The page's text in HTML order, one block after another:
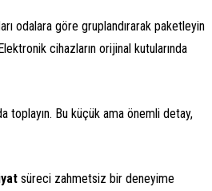
odalara göre gruplandırarak paketleyin
cihazların orijinal kutularında
toplayın. Bu küçük ama önemli detay,
süreci zahmetsiz bir deneyime